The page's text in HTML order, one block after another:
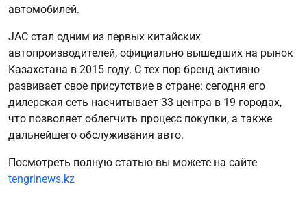
автомобилей.
JAC стал одним из первых китайских
автопроизводителей, официально вышедших на рынок
Казахстана в 2015 году. С тех пор бренд активно
развивает свое присутствие в стране: сегодня его
дилерская сеть насчитывает 33 центра в 19 городах,
что позволяет облегчить процесс покупки, а также
дальнейшего обслуживания авто.
Посмотреть полную статью вы можете на сайте
tengrinews.kz